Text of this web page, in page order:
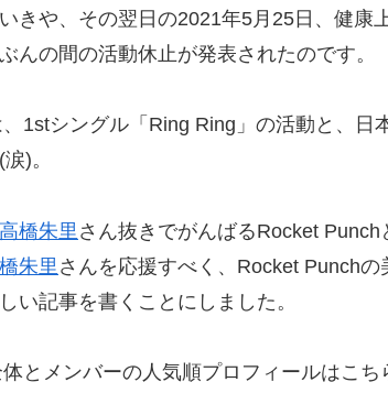
きや、その翌日の2021年5月25日、健康
んの間の活動休止が発表されたのです。
1stシングル「Ring Ring」の活動と、日
)。
高橋朱里 さん抜きでがんばるRocket
朱里 さんを応援すべく、Rocket Punch
い記事を書くことにしました。
とメンバーの人気順プロフィールはこち